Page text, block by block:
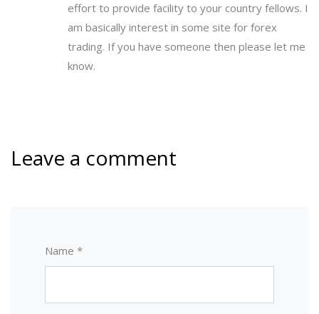
effort to provide facility to your country fellows. I
am basically interest in some site for forex
trading. If you have someone then please let me
know.
Leave a comment
Name *